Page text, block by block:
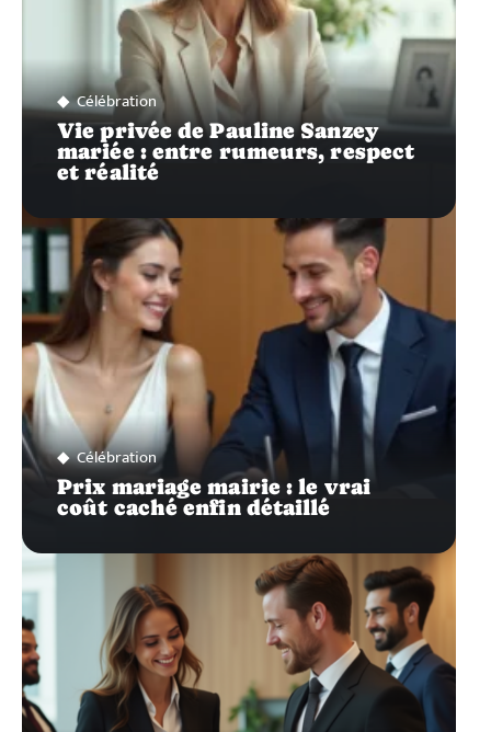
Célébration
Vie privée de Pauline Sanzey
mariée : entre rumeurs, respect
et réalité
Célébration
Prix mariage mairie : le vrai
coût caché enfin détaillé